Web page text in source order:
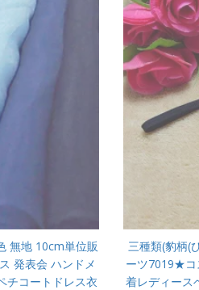
無地 10cm単位販
発表会 ハンドメ
チコートドレス衣
三種類(豹柄(
ーツ7019★コ
着レディース